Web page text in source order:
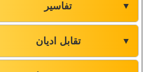
تفاسیر ▼
تقابل ادیان ▼